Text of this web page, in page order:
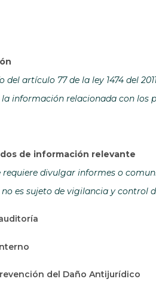
artículo 77 de la ley 1474 del
información relacionada con los
de información relevante
divulgar informes o
es sujeto de vigilancia y control
del Daño Antijurídico